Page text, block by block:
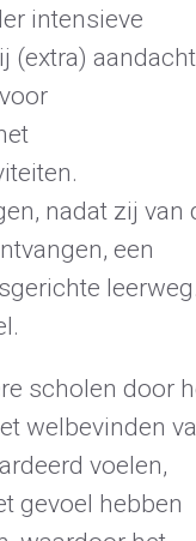
intensieve
(extra) aandacht
nadat zij van
een
leerweg.
scholen door
welbevinden
voelen,
gevoel hebben